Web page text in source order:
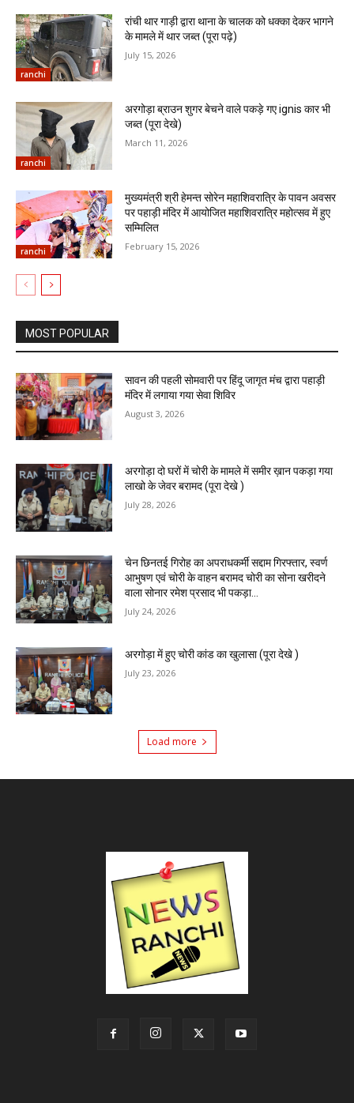
ranchi
रांची थार गाड़ी द्वारा थाना के चालक को धक्का देकर भागने
के मामले में थार जब्त (पूरा पढ़े)
July 15, 2026
ranchi
अरगोड़ा ब्राउन शुगर बेचने वाले पकड़े गए ignis कार भी
जब्त (पूरा देखे)
March 11, 2026
ranchi
मुख्यमंत्री श्री हेमन्त सोरेन महाशिवरात्रि के पावन अवसर
पर पहाड़ी मंदिर में आयोजित महाशिवरात्रि महोत्सव में हुए
सम्मिलित
February 15, 2026
MOST POPULAR
सावन की पहली सोमवारी पर हिंदू जागृत मंच द्वारा पहाड़ी
मंदिर में लगाया गया सेवा शिविर
August 3, 2026
अरगोड़ा दो घरों में चोरी के मामले में समीर ख़ान पकड़ा गया
लाखो के जेवर बरामद (पूरा देखे )
July 28, 2026
चेन छिनतई गिरोह का अपराधकर्मी सद्दाम गिरफ्तार, स्वर्ण
आभुषण एवं चोरी के वाहन बरामद चोरी का सोना खरीदने
वाला सोनार रमेश प्रसाद भी पकड़ा...
July 24, 2026
अरगोड़ा में हुए चोरी कांड का खुलासा (पूरा देखे )
July 23, 2026
Load more